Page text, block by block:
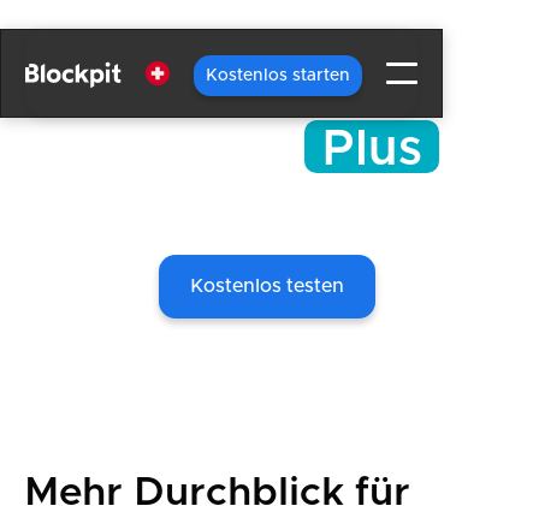
Kostenlos starten
Plus
Kostenlos testen
Mehr Durchblick für